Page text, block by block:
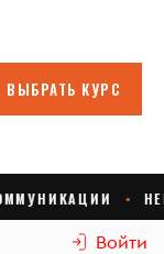
Войти